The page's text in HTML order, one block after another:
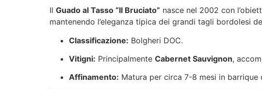
Il Guado al Tasso “Il Bruciato” nasce nel 2002 con
mantenendo l’eleganza tipica dei grandi tagli bordolesi
Classificazione: Bolgheri DOC.
Vitigni: Principalmente Cabernet Sauvignon,
Affinamento: Matura per circa 7-8 mesi in